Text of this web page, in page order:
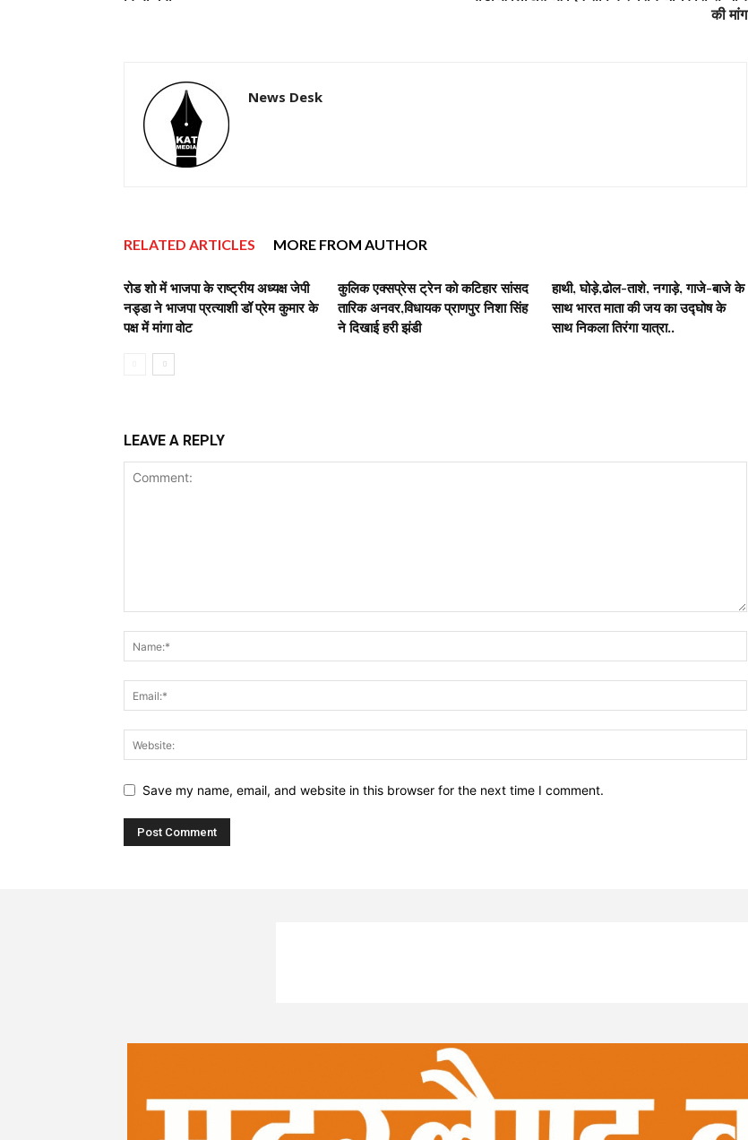
की मांग
News Desk
RELATED ARTICLES MORE FROM AUTHOR
रोड शो में भाजपा के राष्ट्रीय अध्यक्ष जेपी
नड्डा ने भाजपा प्रत्याशी डॉ प्रेम कुमार के
पक्ष में मांगा वोट
कुलिक एक्सप्रेस ट्रेन को कटिहार सांसद
तारिक अनवर,विधायक प्राणपुर निशा सिंह
ने दिखाई हरी झंडी
हाथी, घोड़े,ढोल-ताशे, नगाड़े, गाजे-बाजे के
साथ भारत माता की जय का उद्घोष के
साथ निकला तिरंगा यात्रा..
LEAVE A REPLY
Save my name, email, and website in this browser for the next time I comment.